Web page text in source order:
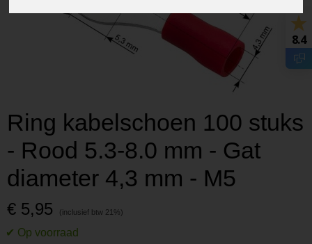
Ring kabelschoen 100 stuks
- Rood 5.3-8.0 mm - Gat
diameter 4,3 mm - M5
€ 5,95
8.4